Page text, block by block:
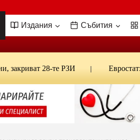
Издания Събития
28-те РЗИ Евростат: